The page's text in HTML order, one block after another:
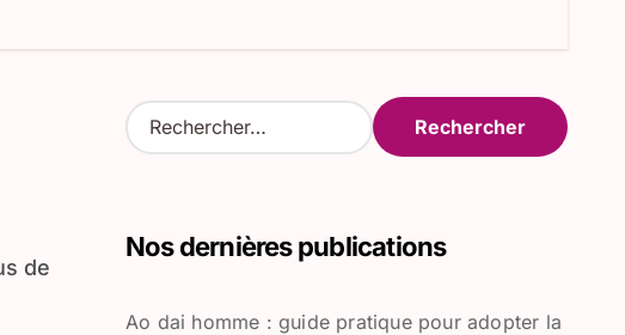
R
e
r
e
Nos dernières publications
Ao dai homme : guide pratique pour adopter la